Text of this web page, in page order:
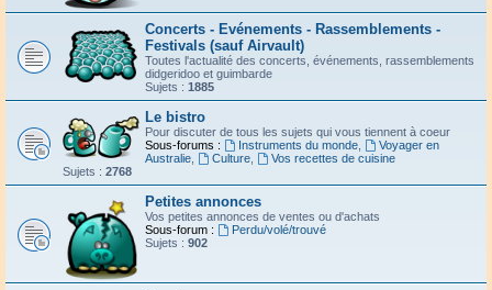
Concerts - Evénements - Rassemblements -
Festivals (sauf Airvault)
Toutes l'actualité des concerts, événements, rassemblements
didgeridoo et guimbarde
Sujets : 1885
Le bistro
Pour discuter de tous les sujets qui vous tiennent à coeur
Sous-forums :
Instruments du monde,
Voyager en
Australie
Culture,
Vos recettes de cuisine
Sujets : 2768
Petites annonces
Vos petites annonces de ventes ou d'achats
Sous-forum :
Perdu/volé/trouvé
Sujets : 902